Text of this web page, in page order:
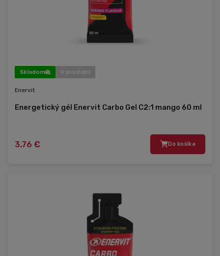
Skladom V predajni
Enervit
Energetický gél Enervit Carbo Gel C2:1 mango 60 ml
3,76 € Do košíka